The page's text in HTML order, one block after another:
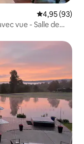
Évaluation
4,95 (93)
vue - Salle de